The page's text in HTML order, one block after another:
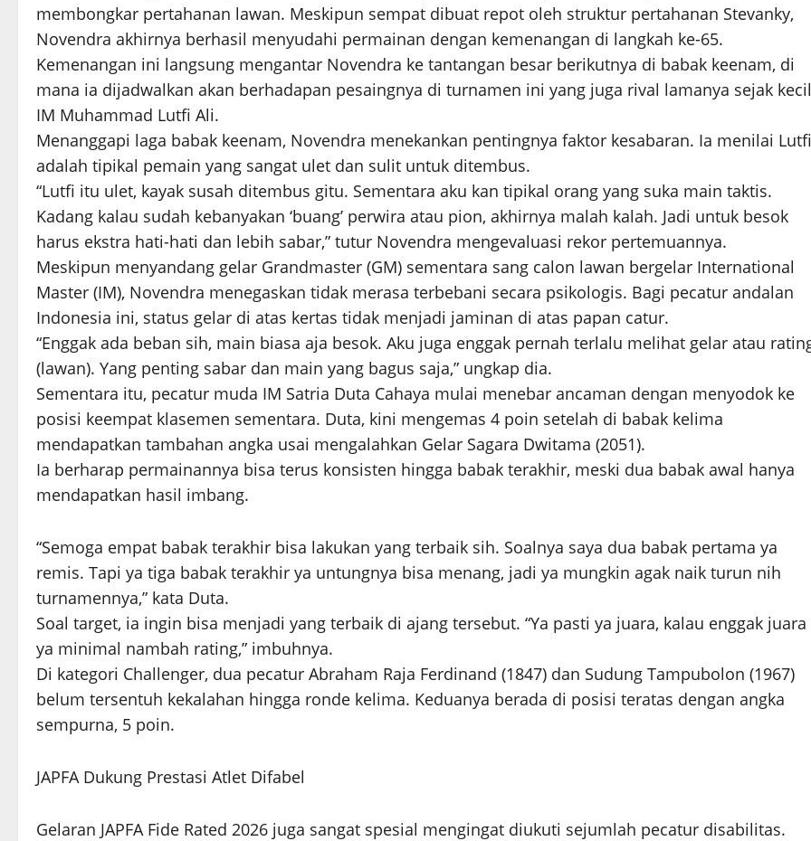
membongkar pertahanan lawan. Meskipun sempat dibuat repot oleh struktur pertahanan Stevanky,
Novendra akhirnya berhasil menyudahi permainan dengan kemenangan di langkah ke-65.
Kemenangan ini langsung mengantar Novendra ke tantangan besar berikutnya di babak keenam, di
mana ia dijadwalkan akan berhadapan pesaingnya di turnamen ini yang juga rival lamanya sejak
IM Muhammad Lutfi Ali.
Menanggapi laga babak keenam, Novendra menekankan pentingnya faktor kesabaran. Ia menilai Lutfi
adalah tipikal pemain yang sangat ulet dan sulit untuk ditembus.
“Lutfi itu ulet, kayak susah ditembus gitu. Sementara aku kan tipikal orang yang suka main taktis.
Kadang kalau sudah kebanyakan ‘buang’ perwira atau pion, akhirnya malah kalah. Jadi untuk besok
harus ekstra hati-hati dan lebih sabar,” tutur Novendra mengevaluasi rekor pertemuannya.
Meskipun menyandang gelar Grandmaster (GM) sementara sang calon lawan bergelar International
Master (IM), Novendra menegaskan tidak merasa terbebani secara psikologis. Bagi pecatur andalan
Indonesia ini, status gelar di atas kertas tidak menjadi jaminan di atas papan catur.
“Enggak ada beban sih, main biasa aja besok. Aku juga enggak pernah terlalu melihat gelar atau
(lawan). Yang penting sabar dan main yang bagus saja,” ungkap dia.
Sementara itu, pecatur muda IM Satria Duta Cahaya mulai menebar ancaman dengan menyodok ke
posisi keempat klasemen sementara. Duta, kini mengemas 4 poin setelah di babak kelima
mendapatkan tambahan angka usai mengalahkan Gelar Sagara Dwitama (2051).
Ia berharap permainannya bisa terus konsisten hingga babak terakhir, meski dua babak awal hanya
mendapatkan hasil imbang.
“Semoga empat babak terakhir bisa lakukan yang terbaik sih. Soalnya saya dua babak pertama ya
remis. Tapi ya tiga babak terakhir ya untungnya bisa menang, jadi ya mungkin agak naik turun nih
turnamennya,” kata Duta.
Soal target, ia ingin bisa menjadi yang terbaik di ajang tersebut. “Ya pasti ya juara, kalau enggak juara
ya minimal nambah rating,” imbuhnya.
Di kategori Challenger, dua pecatur Abraham Raja Ferdinand (1847) dan Sudung Tampubolon (1967)
belum tersentuh kekalahan hingga ronde kelima. Keduanya berada di posisi teratas dengan angka
sempurna, 5 poin.
JAPFA Dukung Prestasi Atlet Difabel
Gelaran JAPFA Fide Rated 2026 juga sangat spesial mengingat diukuti sejumlah pecatur disabilitas.